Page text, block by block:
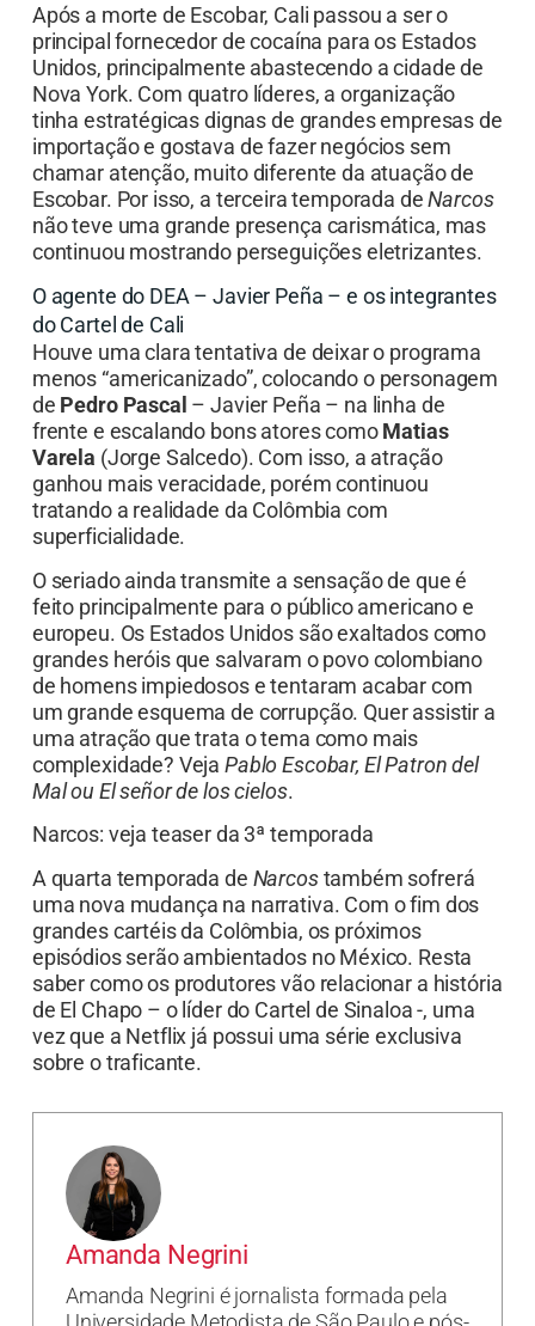
Após a morte de Escobar, Cali passou a ser o
principal fornecedor de cocaína para os Estados
Unidos, principalmente abastecendo a cidade de
Nova York. Com quatro líderes, a organização
tinha estratégicas dignas de grandes empresas de
importação e gostava de fazer negócios sem
chamar atenção, muito diferente da atuação de
Escobar. Por isso, a terceira temporada deNarcos
não teve uma grande presença carismática, mas
continuou mostrando perseguições eletrizantes.
O agente do DEA – Javier Peña – e os integrantes
do Cartel de Cali
Houve uma clara tentativa de deixar o programa
menos “americanizado”, colocando o personagem
de Pedro Pascal – Javier Peña – na linha de
frente e escalando bons atores comoMatias
Varela (Jorge Salcedo). Com isso, a atração
ganhou mais veracidade, porém continuou
tratando a realidade da Colômbia com
superficialidade.
O seriado ainda transmite a sensação de que é
feito principalmente para o público americano e
europeu. Os Estados Unidos são exaltados como
grandes heróis que salvaram o povo colombiano
de homens impiedosos e tentaram acabar com
um grande esquema de corrupção. Quer assistir a
uma atração que trata o tema como mais
complexidade? VejaPablo Escobar, El Patron del
Malou El señor de los cielos.
Narcos: veja teaser da 3ª temporada
A quarta temporada de Narcostambém sofrerá
uma nova mudança na narrativa. Com o fim dos
grandes cartéis da Colômbia, os próximos
episódios serão ambientados no México. Resta
saber como os produtores vão relacionar a história
de El Chapo – o líder do Cartel de Sinaloa -, uma
vez que a Netflix já possui uma série exclusiva
sobre o traficante.
Amanda Negrini
Amanda Negrini é jornalista formada pela